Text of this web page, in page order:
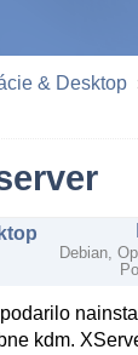
& Desktop
Debian,
kdm.